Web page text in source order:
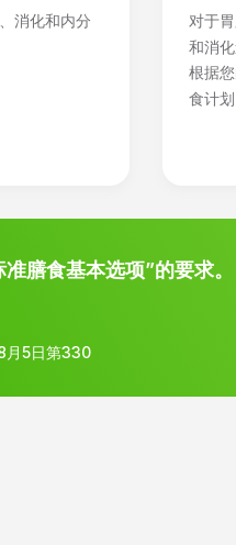
消化和内分
对于
和消
根据
食计划
膳食基本选项”的要求。
月5日第330